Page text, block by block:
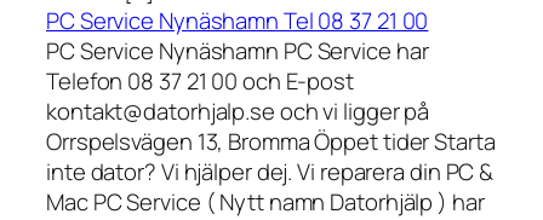
PC Service Nynäshamn Tel 08 37 21 00
PC Service Nynäshamn PC Service har
Telefon 08 37 21 00 och E-post
kontakt@datorhjalp.se och vi ligger på
Orrspelsvägen 13, Bromma Öppet tider Starta
inte dator? Vi hjälper dej. Vi reparera din PC &
Mac PC Service ( Nytt namn Datorhjälp ) har